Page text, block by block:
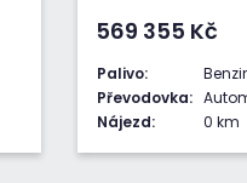
569 355 Kč
Palivo:
Převodovka:
Nájezd:
0 km